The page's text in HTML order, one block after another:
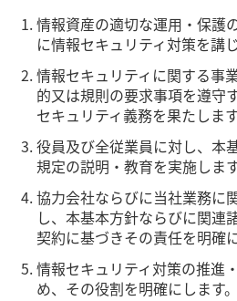
情報資産の適切な運用・保護
に情報セキュリティ対策を講じ
情報セキュリティに関する事
的又は規則の要求事項を遵守
セキュリティ義務を果たします
役員及び全従業員に対し、本
規定の説明・教育を実施します
協力会社ならびに当社業務に
し、本基本方針ならびに関連
契約に基づきその責任を明確
情報セキュリティ対策の推進
め、その役割を明確にします。